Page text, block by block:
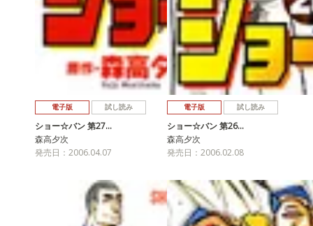
電子版 試し読み
ショー☆バン 第27…
森高夕次
発売日：2006.04.07
電子版 試し読み
ショー☆バン 第26…
森高夕次
発売日：2006.02.08